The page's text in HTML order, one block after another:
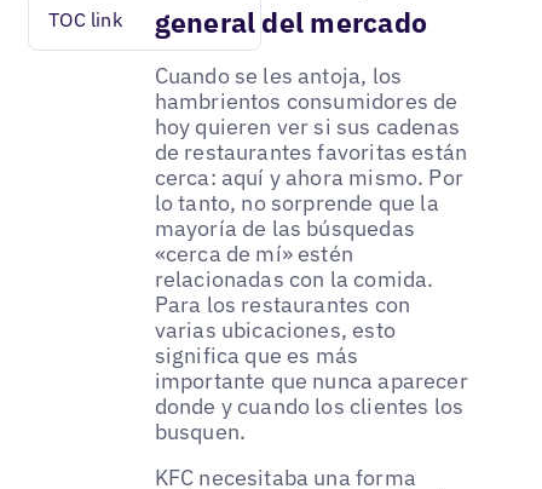
TOC link
general del mercado
Cuando se les antoja, los
hambrientos consumidores de
hoy quieren ver si sus cadenas
de restaurantes favoritas están
cerca: aquí y ahora mismo. Por
lo tanto, no sorprende que la
mayoría de las búsquedas
«cerca de mí» estén
relacionadas con la comida.
Para los restaurantes con
varias ubicaciones, esto
significa que es más
importante que nunca aparecer
donde y cuando los clientes los
busquen.
KFC necesitaba una forma